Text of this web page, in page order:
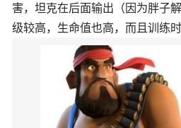
害，坦克在后面输出（因为胖子
级较高，生命值也高，而且训练